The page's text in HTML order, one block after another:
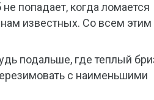
попадает, когда ломается
известных. Со всем этим
подальше, где теплый
с наименьшими